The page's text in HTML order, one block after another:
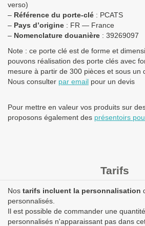
verso)
– Référence du porte-clé : PCATS
– Pays d’origine : FR — France
– Nomenclature douanière : 39269097
Note : ce porte clé est de forme et
pouvons réalisation des porte clés avec
mesure à partir de 300 pièces et sous un
Nous consulter par email pour un devis
Pour mettre en valeur vos produits sur
proposons également des présentoirs
Tarifs
Nos tarifs incluent la personnalisation
personnalisés.
Il est possible de commander une
personnalisés n'apparaissant pas dans